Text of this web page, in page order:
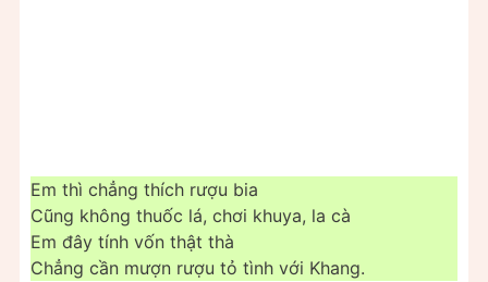
Em thì chẳng thích rượu bia
Cũng không thuốc lá, chơi khuya, la cà
Em đây tính vốn thật thà
Chẳng cần mượn rượu tỏ tình với Khang.